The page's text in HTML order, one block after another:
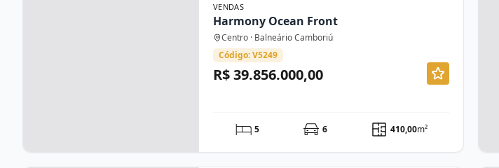
VENDAS
Harmony Ocean Front
Centro · Balneário Camboriú
Código: V5249
R$ 39.856.000,00
5 6 410,00m²